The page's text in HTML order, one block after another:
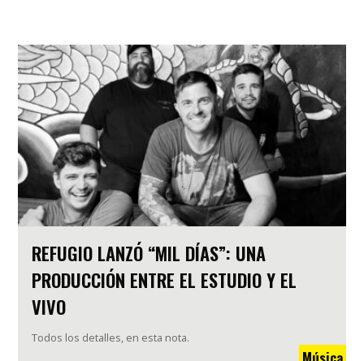
REFUGIO LANZÓ “MIL DÍAS”: UNA
PRODUCCIÓN ENTRE EL ESTUDIO Y EL
VIVO
Todos los detalles, en esta nota.